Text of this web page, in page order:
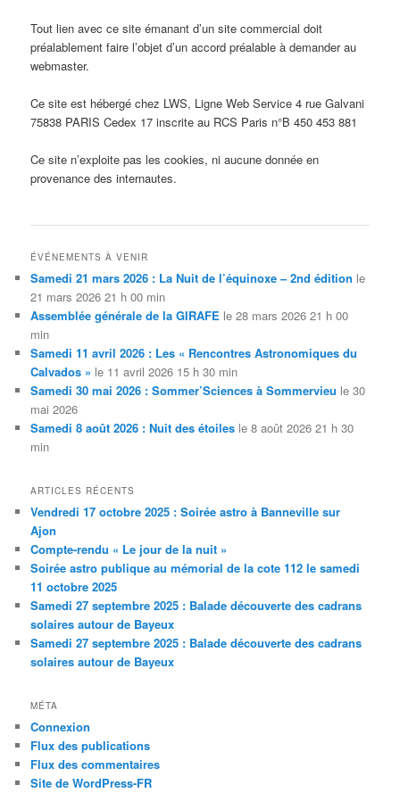
Tout lien avec ce site émanant d’un site commercial doit
préalablement faire l’objet d’un accord préalable à demander au
webmaster.
Ce site est hébergé chez LWS, Ligne Web Service 4 rue Galvani
75838 PARIS Cedex 17 inscrite au RCS Paris n°B 450 453 881
Ce site n’exploite pas les cookies, ni aucune donnée en
provenance des internautes.
ÉVÉNEMENTS À VENIR
Samedi 21 mars 2026 : La Nuit de l’équinoxe – 2nd édition le
21 mars 2026 21 h 00 min
Assemblée générale de la GIRAFE le 28 mars 2026 21 h 00
min
Samedi 11 avril 2026 : Les « Rencontres Astronomiques du
Calvados » le 11 avril 2026 15 h 30 min
Samedi 30 mai 2026 : Sommer’Sciences à Sommervieu le 30
mai 2026
Samedi 8 août 2026 : Nuit des étoiles le 8 août 2026 21 h 30
min
ARTICLES RÉCENTS
Vendredi 17 octobre 2025 : Soirée astro à Banneville sur
Ajon
Compte-rendu « Le jour de la nuit »
Soirée astro publique au mémorial de la cote 112 le samedi
11 octobre 2025
Samedi 27 septembre 2025 : Balade découverte des cadrans
solaires autour de Bayeux
Samedi 27 septembre 2025 : Balade découverte des cadrans
solaires autour de Bayeux
MÉTA
Connexion
Flux des publications
Flux des commentaires
Site de WordPress-FR